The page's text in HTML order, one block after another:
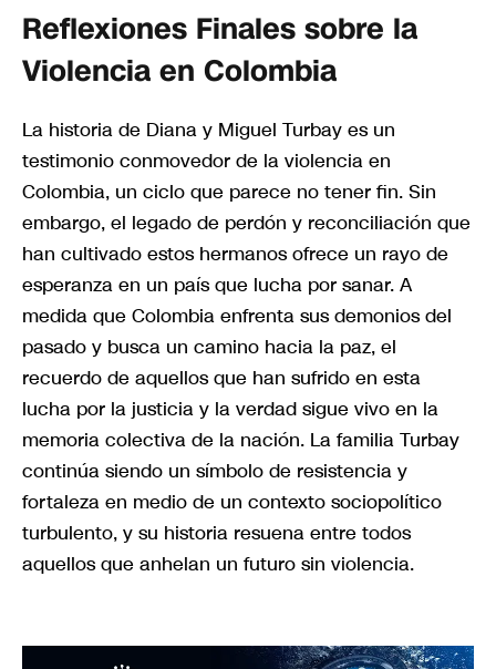
Reflexiones Finales sobre la
Violencia en Colombia
La historia de Diana y Miguel Turbay es un
testimonio conmovedor de la violencia en
Colombia, un ciclo que parece no tener fin. Sin
embargo, el legado de perdón y reconciliación que
han cultivado estos hermanos ofrece un rayo de
esperanza en un país que lucha por sanar. A
medida que Colombia enfrenta sus demonios del
pasado y busca un camino hacia la paz, el
recuerdo de aquellos que han sufrido en esta
lucha por la justicia y la verdad sigue vivo en la
memoria colectiva de la nación. La familia Turbay
continúa siendo un símbolo de resistencia y
fortaleza en medio de un contexto sociopolítico
turbulento, y su historia resuena entre todos
aquellos que anhelan un futuro sin violencia.